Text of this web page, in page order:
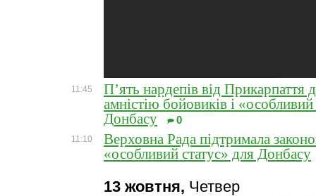
11:45
П’ять нардепів від Прикарпаття
амністію бойовиків і «особливий
Донбасу
0
11:10
Верховна Рада підтримала
«особливий статус» для Донбасу
13 жовтня, Четвер